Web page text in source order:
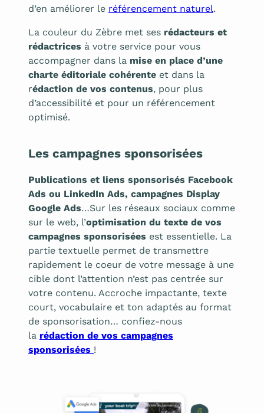
d’en améliorer le référencement naturel.
La couleur du Zèbre met ses rédacteurs et
rédactrices à votre service pour vous
accompagner dans la mise en place d’une
charte éditoriale cohérente et dans la
rédaction de vos contenus, pour plus
d’accessibilité et pour un référencement
optimisé.
Les campagnes sponsorisées
Publications et liens sponsorisés Facebook
Ads ou LinkedIn Ads, campagnes Display
Google Ads…Sur les réseaux sociaux comme
sur le web, l’optimisation du texte de vos
campagnes sponsorisées est essentielle. La
partie textuelle permet de transmettre
rapidement le coeur de votre message à une
cible dont l’attention n’est pas centrée sur
votre contenu. Accroche impactante, texte
court, vocabulaire et ton adaptés au format
de sponsorisation… confiez-nous
la rédaction de vos campagnes
sponsorisées !